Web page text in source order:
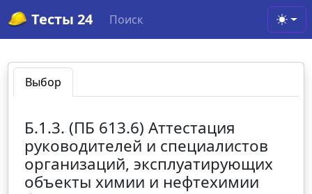
Тесты 24 Поиск
Выбор
Б.1.3. (ПБ 613.6) Аттестация
руководителей и специалистов
организаций, эксплуатирующих
объекты химии и нефтехимии